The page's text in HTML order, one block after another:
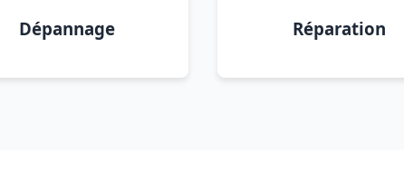
Dépannage Réparation